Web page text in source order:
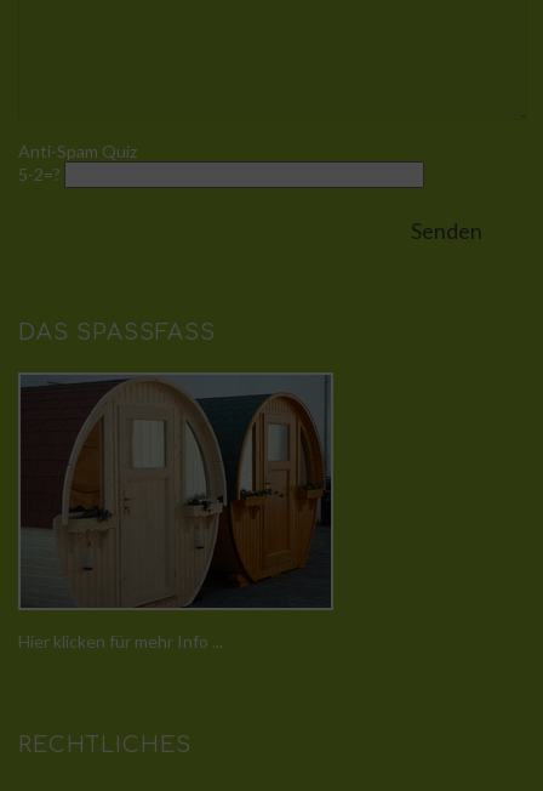
Anti-Spam Quiz
5-2=?
DAS SPASSFASS
Hier klicken für mehr Info ...
RECHTLICHES